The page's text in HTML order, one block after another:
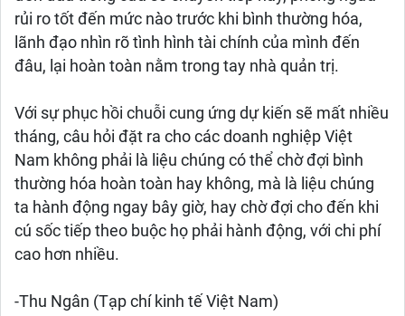
rủi ro tốt đến mức nào trước khi bình thường hóa,
lãnh đạo nhìn rõ tình hình tài chính của mình đến
đâu, lại hoàn toàn nằm trong tay nhà quản trị.
Với sự phục hồi chuỗi cung ứng dự kiến sẽ mất nhiều
tháng, câu hỏi đặt ra cho các doanh nghiệp Việt
Nam không phải là liệu chúng có thể chờ đợi bình
thường hóa hoàn toàn hay không, mà là liệu chúng
ta hành động ngay bây giờ, hay chờ đợi cho đến khi
cú sốc tiếp theo buộc họ phải hành động, với chi phí
cao hơn nhiều.
-Thu Ngân (Tạp chí kinh tế Việt Nam)